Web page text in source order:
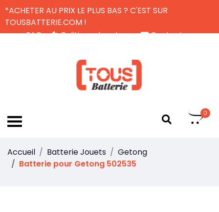
*ACHETER AU PRIX LE PLUS BAS ? C'EST SUR
TOUSBATTERIE.COM !
FAQ
Politique de retour
Contactez-nous
0
Accueil Batterie Jouets
Getong
Batterie pour Getong 502535